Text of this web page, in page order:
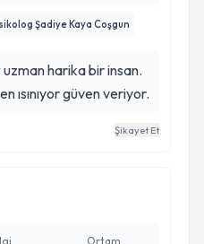
Şadiye Kaya Coşgun
ısınıyor güven veriyor.
Şikayet Et
Ortam